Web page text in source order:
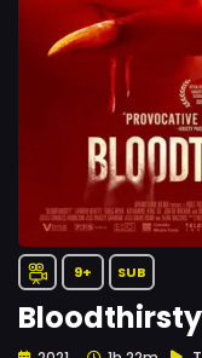
9+ SUB
Bloodthirsty